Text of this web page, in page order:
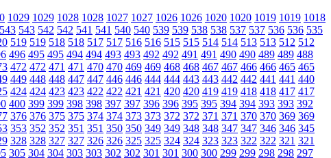
1029 1029 1028 1028 1027 1027 1026 1026 1020 1020 1019 1019 1018
543 543 542 542 541 541 540 540 539 539 538 538 537 537 536 536 535
519 519 518 518 517 517 516 516 515 515 514 514 513 513 512 512
496 495 495 494 494 493 493 492 492 491 491 490 490 489 489 488
472 472 471 471 470 470 469 469 468 468 467 467 466 466 465 465
449 448 448 447 447 446 446 444 444 443 443 442 442 441 441 440
424 424 423 423 422 422 421 421 420 420 419 419 418 418 417 417
400 399 399 398 398 397 397 396 396 395 395 394 394 393 393 392
376 376 375 375 374 374 373 373 372 372 371 371 370 370 369 369
353 352 352 351 351 350 350 349 349 348 348 347 347 346 346 345
328 328 327 327 326 326 325 325 324 324 323 323 322 322 321 321
305 304 304 303 303 302 302 301 301 300 300 299 299 298 298 297